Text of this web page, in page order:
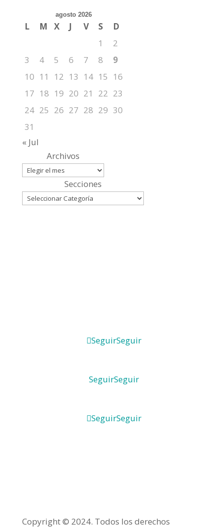
agosto 2026
L M X J V S
D
1
2
3
4 5 6 7 8
9
10 11 12 13 14 15
16
17 18 19 20 21 22 23
24 25 26 27 28 29 30
31
« Jul
Archivos
Secciones
SeguirSeguir
SeguirSeguir
SeguirSeguir
Copyright © 2024. Todos los derechos